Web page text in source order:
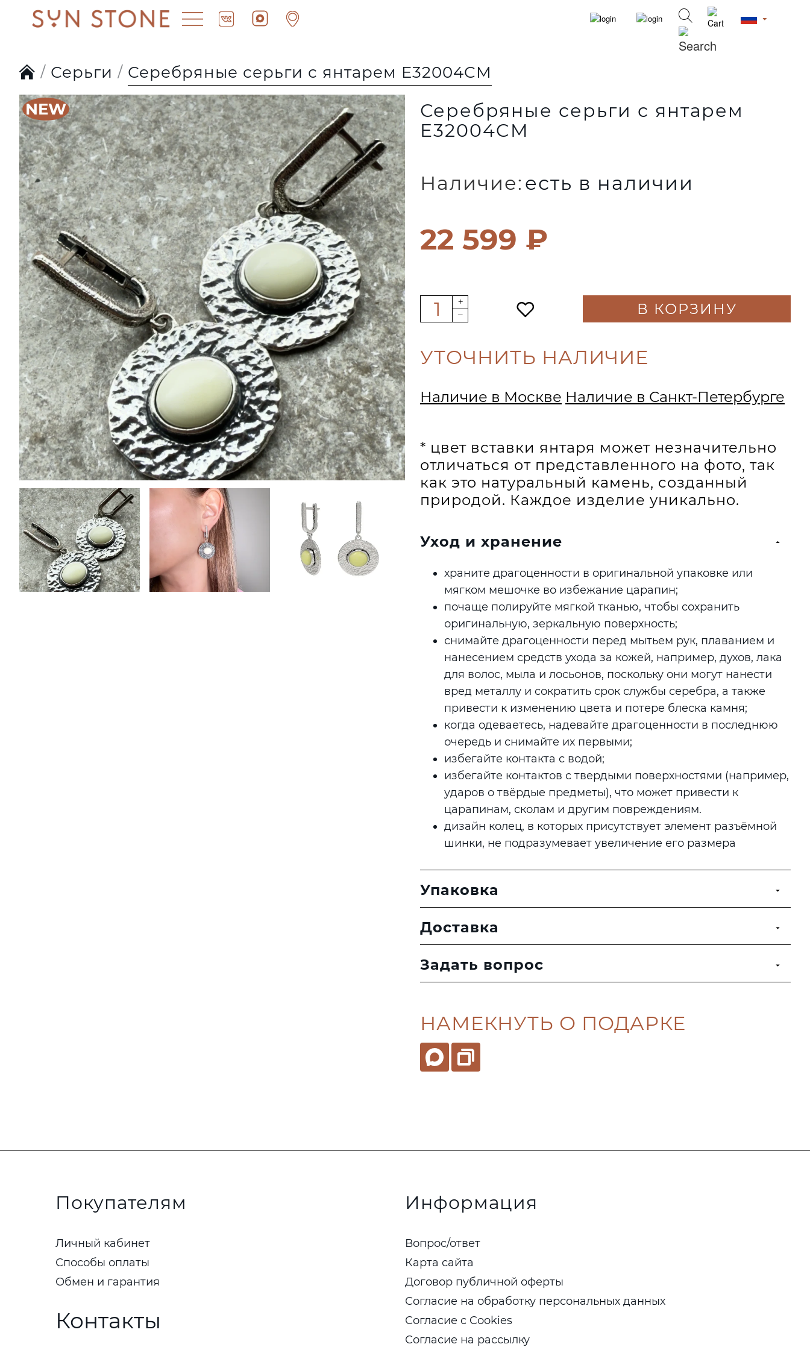
Серьги
Серебряные серьги с янтарем E32004CM
NEW
Серебряные серьги с янтарем
E32004CM
22 599 ₽
Наличие: есть в наличии
В КОРЗИНУ
НАМЕКНУТЬ О ПОДАРКЕ
* цвет вставки янтаря может незначительно
отличаться от представленного на фото, так
как это натуральный камень, созданный
природой. Каждое изделие уникально.
Уход и хранение
храните драгоценности в оригинальной упаковке или
мягком мешочке во избежание царапин;
почаще полируйте мягкой тканью, чтобы сохранить
оригинальную, зеркальную поверхность;
снимайте драгоценности перед мытьем рук, плаванием и
нанесением средств ухода за кожей, например, духов, лака
для волос, мыла и лосьонов, поскольку они могут нанести
вред металлу и сократить срок службы серебра, а также
привести к изменению цвета и потере блеска камня;
когда одеваетесь, надевайте драгоценности в последнюю
очередь и снимайте их первыми;
избегайте контакта с водой;
избегайте контактов с твердыми поверхностями (например,
ударов о твёрдые предметы), что может привести к
царапинам, сколам и другим повреждениям.
дизайн колец, в которых присутствует элемент разъёмной
шинки, не подразумевает увеличение его размера
Упаковка
Доставка
Задать вопрос
УТОЧНИТЬ НАЛИЧИЕ
Наличие в Москве Наличие в Санкт-Петербурге
Покупателям
Личный кабинет
Способы оплаты
Обмен и гарантия
Контакты
Информация
Вопрос/ответ
Карта сайта
Договор публичной оферты
Согласие на обработку персональных данных
Согласие с Cookies
Согласие на рассылку